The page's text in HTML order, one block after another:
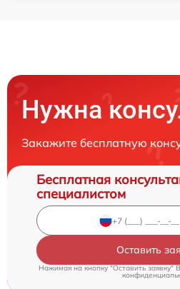
Нужна
Закажите бесплатную
Бесплатная
специалистом
Оставить
Нажимая на кнопку "Оставить заявку"